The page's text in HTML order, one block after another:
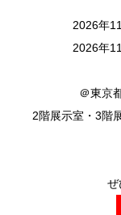
2026年
2026年
＠東京
2階展示室・3階
ぜ